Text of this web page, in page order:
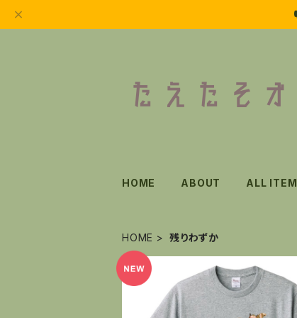
HOME ABOUT ALL ITEM
HOME 残りわずか